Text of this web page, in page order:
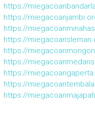
https://
https://
https://
https://
https://
https://
https://
https://
https://